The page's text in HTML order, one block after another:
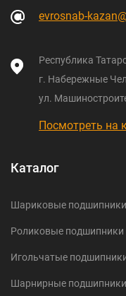
evrosnab-
Республика
г. Набережные
ул.
Посмотреть на
Каталог
Шариковые подшипники
Роликовые подшипники
Игольчатые
Шарнирные подшипники